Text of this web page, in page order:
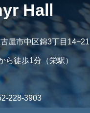
Hall
屋市中区錦3丁目14−21
ら徒歩1分（栄駅）
228-3903